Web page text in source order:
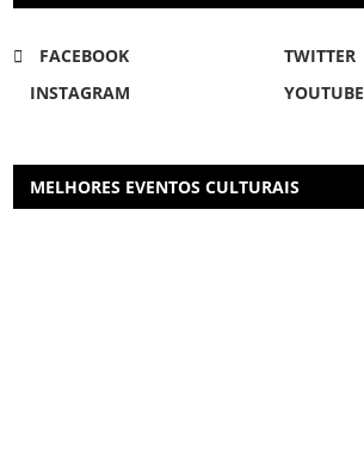
FACEBOOK
TWITTER
INSTAGRAM
YOUTUBE
MELHORES EVENTOS CULTURAIS